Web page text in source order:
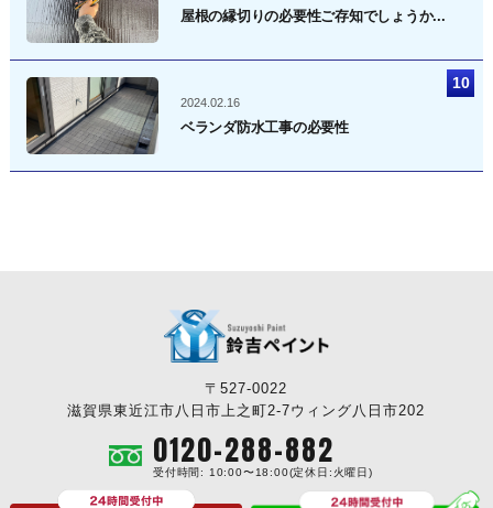
屋根の縁切りの必要性ご存知でしょうか...
2024.02.16
ベランダ防水工事の必要性
〒527-0022
滋賀県東近江市八日市上之町2-7ウィング八日市202
0120-288-882
受付時間: 10:00〜18:00(定休日:火曜日)